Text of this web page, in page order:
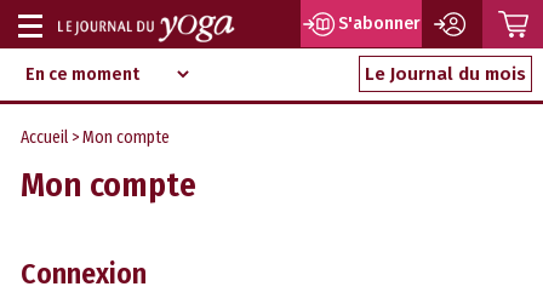
Aller
au
contenu
d‘information
indépendant
Afficher
ou
masquer
la
navigation
S'abonner
Le Journal du mois
Accueil > Mon compte
Mon compte
Connexion